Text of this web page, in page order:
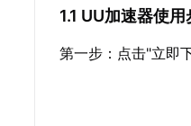
1.1 UU加速器使
第一步：点击"立即